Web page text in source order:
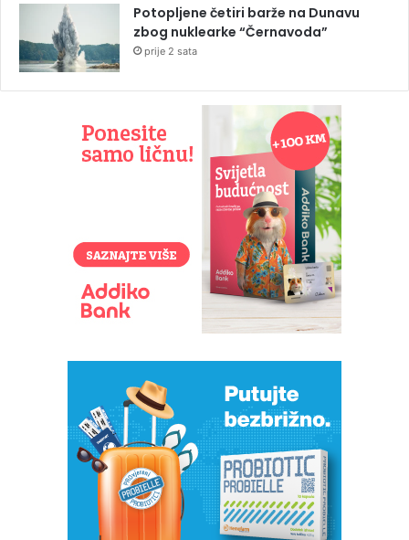
Potopljene četiri barže na Dunavu
zbog nuklearke “Černavoda”
prije 2 sata